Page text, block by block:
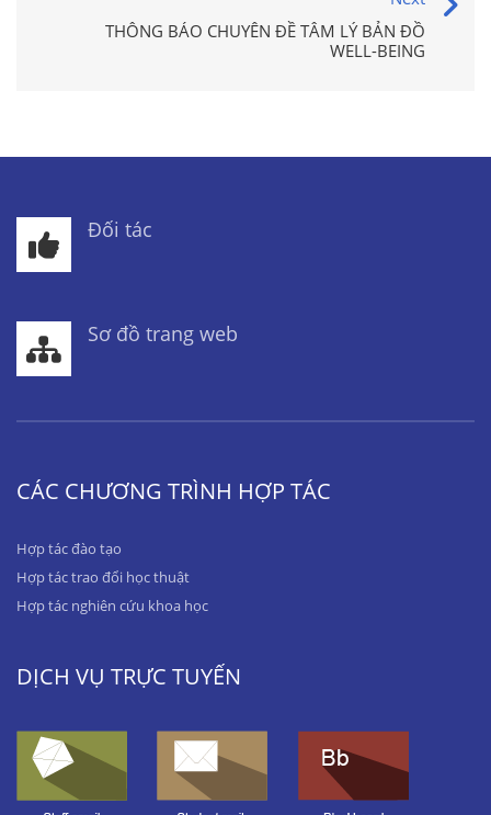
THÔNG BÁO CHUYÊN ĐỀ TÂM LÝ BẢN ĐỒ
WELL-BEING
Đối tác
Sơ đồ trang web
CÁC CHƯƠNG TRÌNH HỢP TÁC
Hợp tác đào tạo
Hợp tác trao đổi học thuật
Hợp tác nghiên cứu khoa học
DỊCH VỤ TRỰC TUYẾN